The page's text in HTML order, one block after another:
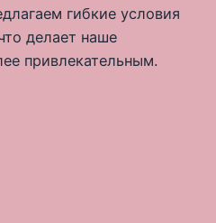
гибкие условия
делает наше
привлекательным.